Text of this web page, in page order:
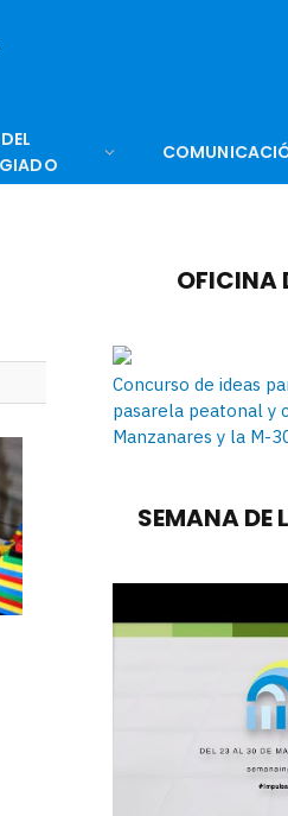
OFICINA
Concurso de ideas
pasarela peatonal y
Manzanares y la M-
SEMANA DE